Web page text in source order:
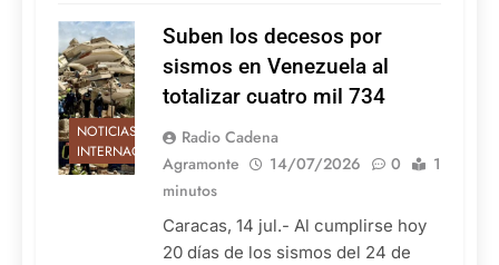
NOTICIAS
INTERNACIONALES
Suben los decesos por
sismos en Venezuela al
totalizar cuatro mil 734
Radio Cadena
Agramonte
14/07/2026 0
1
minutos
Caracas, 14 jul.- Al cumplirse hoy
20 días de los sismos del 24 de